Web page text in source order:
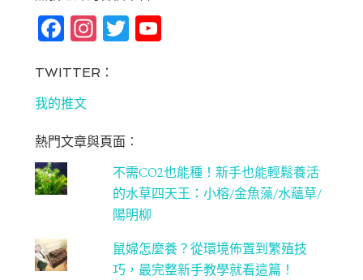
Fa
bo
ok
In
ag
m
T Yo
C
ha
n
ne
l
TWITTER：
我的推文
熱門文章與頁面︰
不需CO2也能種！新手也能輕鬆養活
的水草四天王：小榕/金魚藻/水蘊草/
陽明柳
鼠婦怎麼養？從環境佈置到繁殖技
巧，最完整新手教學就看這篇！